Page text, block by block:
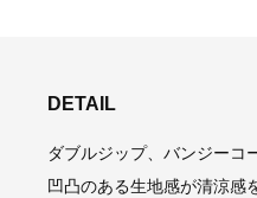
DETAIL
ダブルジップ、バンジーコ
凹凸のある生地感が清涼感